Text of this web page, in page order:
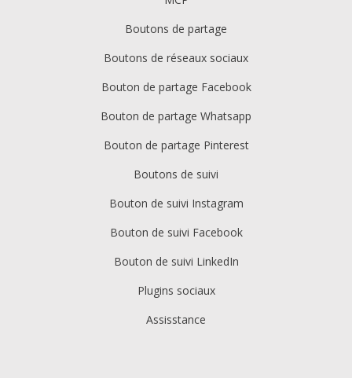
Boutons de partage
Boutons de réseaux sociaux
Bouton de partage Facebook
Bouton de partage Whatsapp
Bouton de partage Pinterest
Boutons de suivi
Bouton de suivi Instagram
Bouton de suivi Facebook
Bouton de suivi LinkedIn
Plugins sociaux
Assisstance